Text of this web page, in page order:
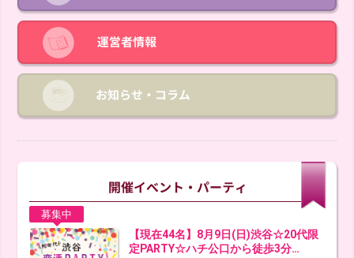
募集中
【現在44名】8月9日(日)渋谷☆20代限
定PARTY☆ハチ公口から徒歩3分…